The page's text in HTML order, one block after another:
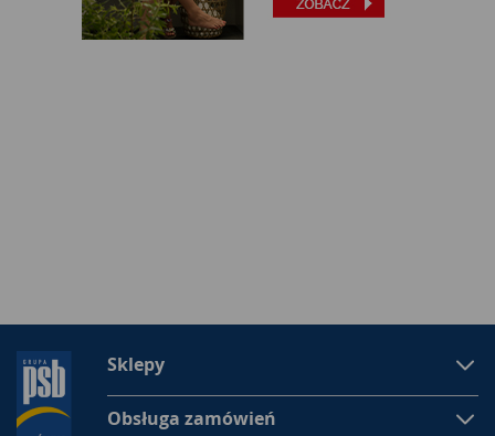
Sklepy
Obsługa zamówień